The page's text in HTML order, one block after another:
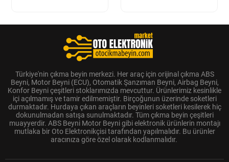
Türkiye'nin çıkma beyin merkezi. Her araç için orijinal çıkma ABS
Beyni, Motor Beyni (ECU), Otomatik Şanzıman Beyni, Airbag Beyni,
Konfor Beyni çeşitleri stoklarımızda mevcuttur. Ürünlerimiz kesinlikle
içi açılmamış ve tamir edilmemiştir. Birçoğunun üzerinde soketleri
durmaktadır. Hurdaya çıkan araçların beyinleri soketleri kesilerek hiç
dokunulmadan satışa sunulmaktadır. Tüm çıkma beyin çeşitleri
muayyerdir. ABS Beyni Motor Beyni gibi elektronik ürünlerin montajı
mutlaka bir Oto Elektronikçisi tarafından yapılmalıdır. Bu ürünler
aracınıza göre özel olarak kodlanmalıdır.